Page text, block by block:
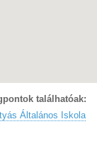
találhatóak:
Általános Iskola